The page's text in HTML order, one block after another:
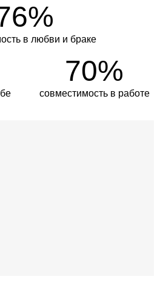
в любви и браке
70%
совместимость в работе